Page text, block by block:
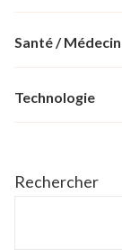
Santé /
Technologie
Rechercher